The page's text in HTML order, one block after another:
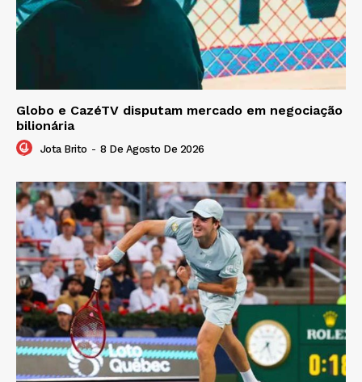
Globo e CazéTV disputam mercado em negociação
bilionária
Jota Brito - 8 De Agosto De 2026